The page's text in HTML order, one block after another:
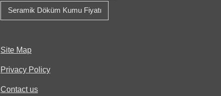
Seramik Döküm Kumu Fiyatı
Site Map
Privacy Policy
Contact us